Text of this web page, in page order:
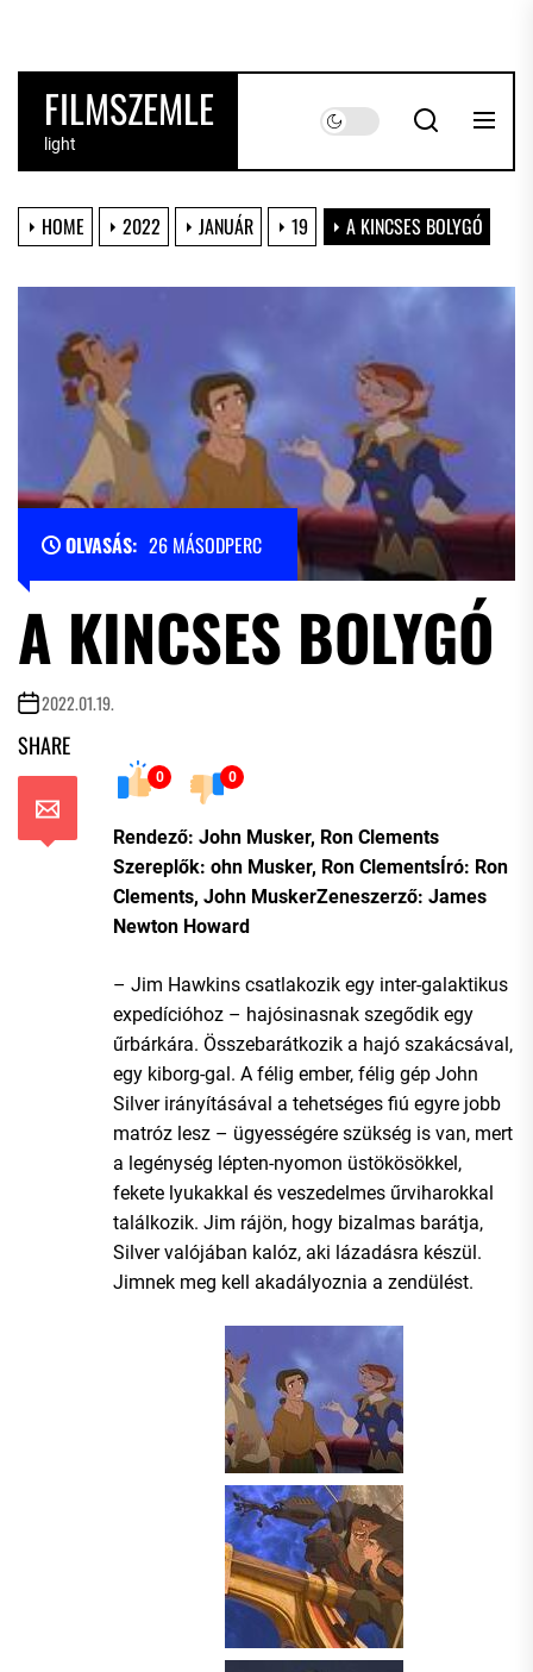
the
contentFILMSZEMLE
light
HOME 2022 JANUÁR 19 A KINCSES BOLYGÓ
OLVASÁS: 26 MÁSODPERC
A KINCSES BOLYGÓ
2022.01.19.
SHARE
0 0
Rendező: John Musker, Ron Clements
Szereplők: ohn Musker, Ron ClementsÍró: Ron
Clements, John MuskerZeneszerző: James
Newton Howard
– Jim Hawkins csatlakozik egy inter-galaktikus
expedícióhoz – hajósinasnak szegődik egy
űrbárkára. Összebarátkozik a hajó szakácsával,
egy kiborg-gal. A félig ember, félig gép John
Silver irányításával a tehetséges fiú egyre jobb
matróz lesz – ügyességére szükség is van, mert
a legénység lépten-nyomon üstökösökkel,
fekete lyukakkal és veszedelmes űrviharokkal
találkozik. Jim rájön, hogy bizalmas barátja,
Silver valójában kalóz, aki lázadásra készül.
Jimnek meg kell akadályoznia a zendülést.